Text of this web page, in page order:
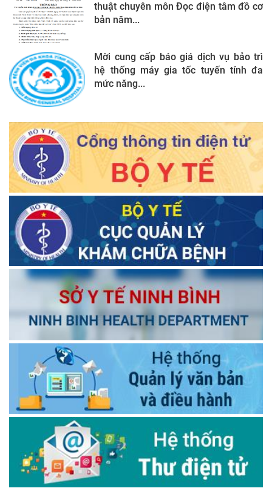
thuật chuyên môn Đọc điện tâm đồ cơ
bản năm...
Mời cung cấp báo giá dịch vụ bảo trì
hệ thống máy gia tốc tuyến tính đa
mức năng...